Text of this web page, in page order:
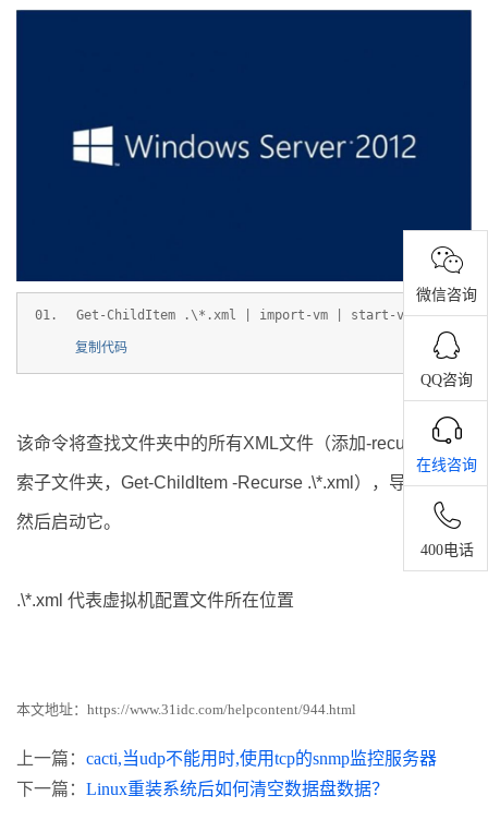
微信咨询
QQ咨询
在线咨询
400电话
Get-ChildItem .\*.xml | import-vm | start-vm
复制代码
该命令将查找文件夹中的所有XML文件（添加-recurse以搜
索子文件夹，Get-ChildItem -Recurse .\*.xml），导入VM，
然后启动它。
.\*.xml 代表虚拟机配置文件所在位置
本文地址： https://www.31idc.com/helpcontent/944.html
上一篇： cacti,当udp不能用时,使用tcp的snmp监控服务器
下一篇： Linux重装系统后如何清空数据盘数据？